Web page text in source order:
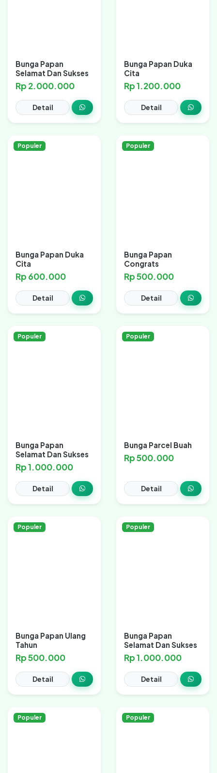
Bunga Papan
Selamat Dan Sukses
Rp 2.000.000
Detail
Bunga Papan Duka
Cita
Rp 1.200.000
Detail
Populer
Bunga Papan Duka
Cita
Rp 600.000
Detail
Populer
Bunga Papan
Congrats
Rp 500.000
Detail
Populer
Bunga Papan
Selamat Dan Sukses
Rp 1.000.000
Detail
Populer
Bunga Parcel Buah
Rp 500.000
Detail
Populer
Bunga Papan Ulang
Tahun
Rp 500.000
Detail
Populer
Bunga Papan
Selamat Dan Sukses
Rp 1.000.000
Detail
Populer Populer